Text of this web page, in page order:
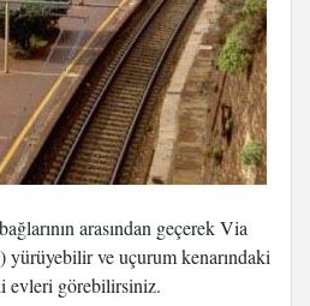
arasından geçerek Via
ve uçurum kenarındaki
evleri görebilirsiniz.